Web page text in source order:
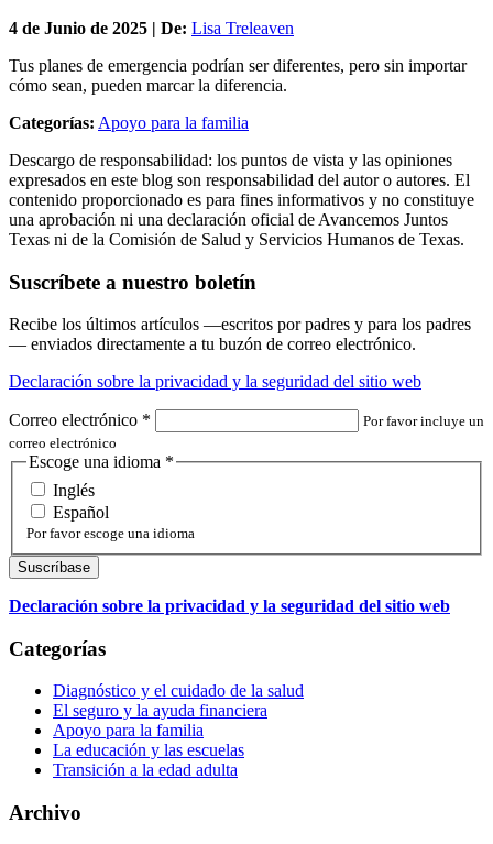
4 de Junio de 2025 | De: Lisa Treleaven
Tus planes de emergencia podrían ser diferentes, pero sin importar
cómo sean, pueden marcar la diferencia.
Categorías: Apoyo para la familia
Descargo de responsabilidad: los puntos de vista y las opiniones
expresados en este blog son responsabilidad del autor o autores. El
contenido proporcionado es para fines informativos y no constituye
una aprobación ni una declaración oficial de Avancemos Juntos
Texas ni de la Comisión de Salud y Servicios Humanos de Texas.
Suscríbete a nuestro boletín
Recibe los últimos artículos —escritos por padres y para los padres
— enviados directamente a tu buzón de correo electrónico.
Declaración sobre la privacidad y la seguridad del sitio web
Correo electrónico *
Por favor incluye un
correo electrónico
Escoge una idioma *
Inglés
Español
Por favor escoge una idioma
Declaración sobre la privacidad y la seguridad del sitio web
Categorías
Diagnóstico y el cuidado de la salud
El seguro y la ayuda financiera
Apoyo para la familia
La educación y las escuelas
Transición a la edad adulta
Archivo